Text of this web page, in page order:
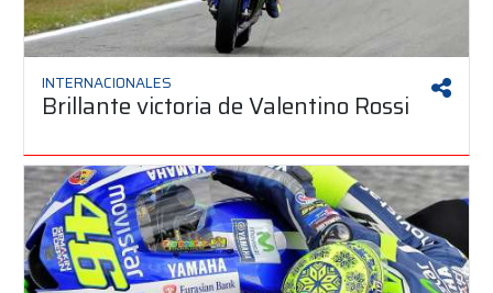
INTERNACIONALES
Brillante victoria de Valentino Rossi